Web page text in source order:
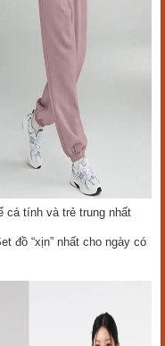
cá tính và trẻ trung nhất
đồ “xịn” nhất cho ngày có